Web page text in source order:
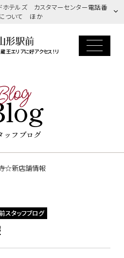
ホテルズ カスタマーセンター電話番
ついて ほか
王エリアに好アクセス！リ
ッフブログ
☆新店舗情報
スタッフブログ